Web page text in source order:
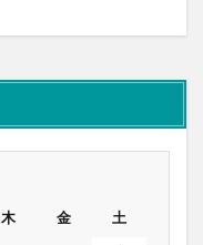
木 金 土